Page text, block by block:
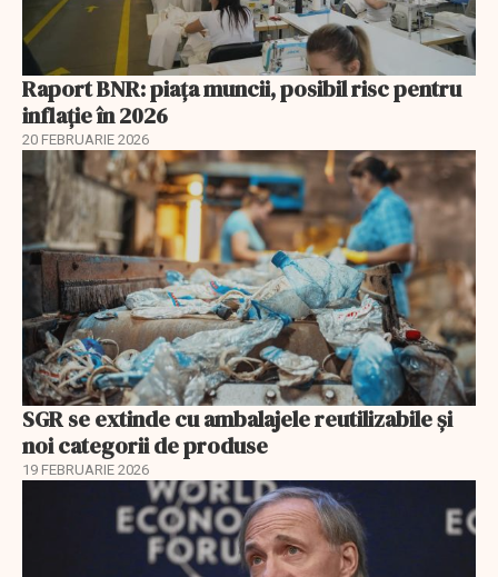
Raport BNR: piața muncii, posibil risc pentru
inflație în 2026
20 FEBRUARIE 2026
SGR se extinde cu ambalajele reutilizabile și
noi categorii de produse
19 FEBRUARIE 2026